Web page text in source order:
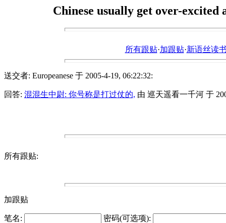
Chinese usually get over-
所有跟贴·加跟贴·新语丝读
送交者: Europeanese 于 2005-4-19, 06:22:32:
回答: 混混生中尉: 你号称是打过仗的, 由 巡天遥看一千河 于
所有跟贴:
加跟贴
笔名: 密码(可选项):